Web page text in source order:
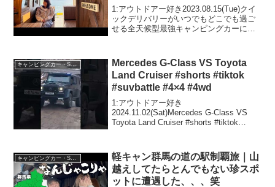
スト車中泊します！
1:アウトドアー好き2023.08.15(Tue)クイ
ックデリバリーがいつでもどこでも過ご
せる全天候型最強キャンピングカーに進
2:アウトドアー好き2023.08.15(...
キャンピングカー・SUV人気車種
Mercedes G-Class VS Toyota
Land Cruiser #shorts #tiktok
#suvbattle #4×4 #4wd
1:アウトドアー好き
2024.11.02(Sat)Mercedes G-Class VS
Toyota Land Cruiser #shorts #tiktok
軽キャン群馬の道の駅制覇旅｜山
越えしてたらとんでもない珍スポ
ットに遭遇した、、、笑